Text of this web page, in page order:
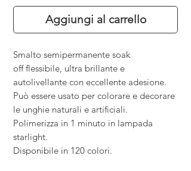
Aggiungi al carrello
Smalto semipermanente soak
off flessibile, ultra brillante e
autolivellante con eccellente adesione.
Può essere usato per colorare e decorare
le unghie naturali e artificiali.
Polimerizza in 1 minuto in lampada
starlight.
Disponibile in 120 colori.